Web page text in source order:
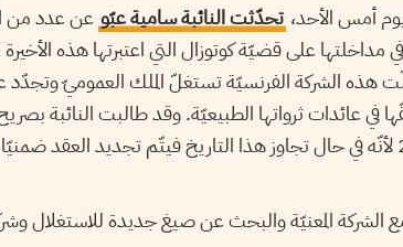
أمس الأحد، تحدّثت النائبة سامية عبّو عن عدد من
مداخلتها على قضيّة كوتوزال التي اعتبرتها هذه
الشركة الفرنسيّة تستغلّ الملك العموميّ وتجدّد
عائدات ثرواتها الطبيعيّة. وقد طالبت النائبة بصريح
الاستغلال مع شركة كوتوزال قبل سنة 2018 لأنّه في حال تجاوز هذا التاريخ فيتّم تجديد
الشركة المعنيّة والبحث عن صيغ جديدة للاستغلال